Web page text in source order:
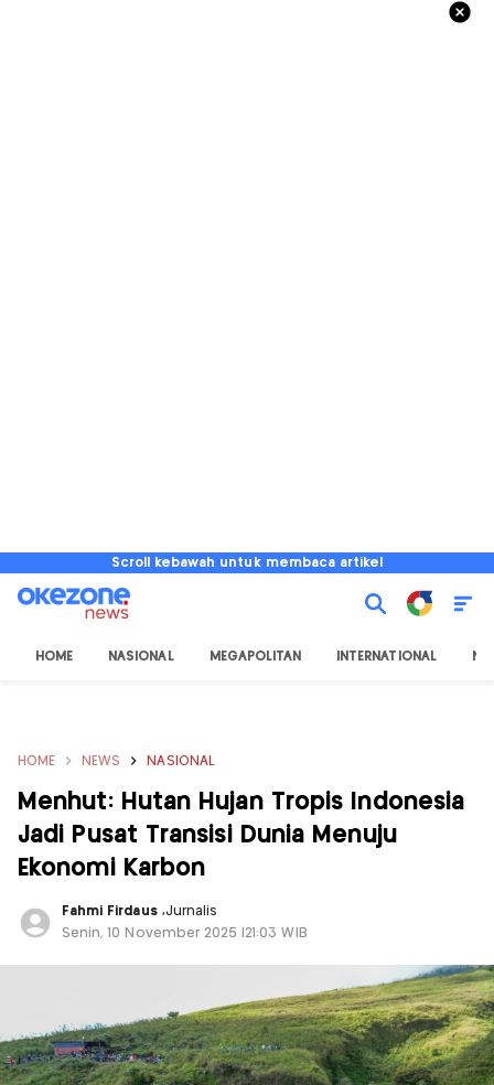
Scroll kebawah untuk membaca artikel
HOME NASIONAL MEGAPOLITAN INTERNATIONAL
HOME NEWS NASIONAL
Menhut: Hutan Hujan Tropis Indonesia
Jadi Pusat Transisi Dunia Menuju
Ekonomi Karbon
Fahmi Firdaus ,Jurnalis
Senin, 10 November 2025 |21:03 WIB